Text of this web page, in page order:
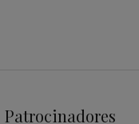
Patrocinadores